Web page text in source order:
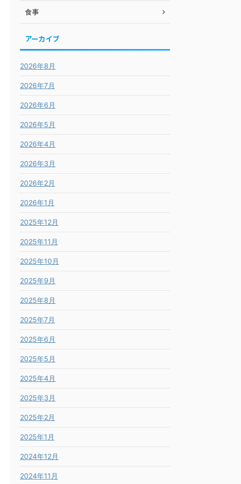
食事
アーカイブ
2026年8月
2026年7月
2026年6月
2026年5月
2026年4月
2026年3月
2026年2月
2026年1月
2025年12月
2025年11月
2025年10月
2025年9月
2025年8月
2025年7月
2025年6月
2025年5月
2025年4月
2025年3月
2025年2月
2025年1月
2024年12月
2024年11月